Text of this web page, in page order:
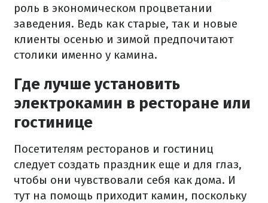
роль в экономическом процветании
заведения. Ведь как старые, так и новые
клиенты осенью и зимой предпочитают
столики именно у камина.
Где лучше установить
электрокамин в ресторане или
гостинице
Посетителям ресторанов и гостиниц
следует создать праздник еще и для глаз,
чтобы они чувствовали себя как дома. И
тут на помощь приходит камин, поскольку